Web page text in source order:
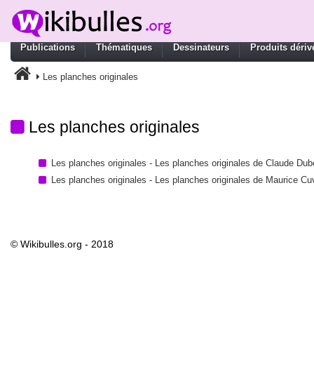
Publications Thématiques Dessinateurs Produits
Les planches originales
Les planches originales
Les planches originales - Les planches originales de Claude
Les planches originales - Les planches originales de Maurice
© Wikibulles.org - 2018